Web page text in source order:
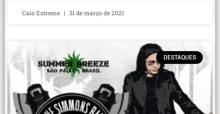
Caio Extreme 31 de março de 2021
DESTAQUES